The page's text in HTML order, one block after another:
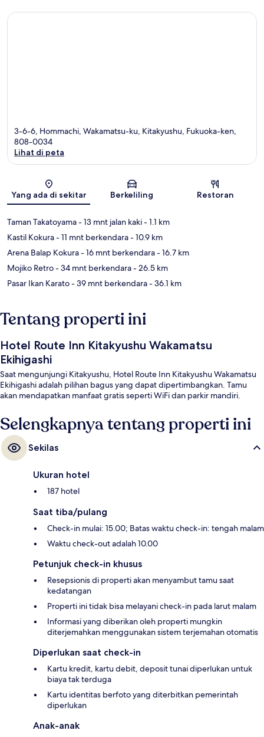
3-6-6, Hommachi, Wakamatsu-ku, Kitakyushu, Fukuoka-ken,
808-0034
Lihat di peta
Yang ada di sekitar Berkeliling Restoran
Taman Takatoyama- 13 mnt jalan kaki- 1.1 km
Kastil Kokura- 11 mnt berkendara- 10.9 km
Arena Balap Kokura- 16 mnt berkendara- 16.7 km
Mojiko Retro- 34 mnt berkendara- 26.5 km
Pasar Ikan Karato- 39 mnt berkendara- 36.1 km
Tentang properti ini
Hotel Route Inn Kitakyushu Wakamatsu
Ekihigashi
Saat mengunjungi Kitakyushu, Hotel Route Inn Kitakyushu Wakamatsu
Ekihigashi adalah pilihan bagus yang dapat dipertimbangkan. Tamu
akan mendapatkan manfaat gratis seperti WiFi dan parkir mandiri.
Selengkapnya tentang properti ini
Sekilas
Ukuran hotel
187 hotel
Saat tiba/pulang
Check-in mulai: 15.00; Batas waktu check-in: tengah malam
Waktu check-out adalah 10.00
Petunjuk check-in khusus
Resepsionis di properti akan menyambut tamu saat
kedatangan
Properti ini tidak bisa melayani check-in pada larut malam
Informasi yang diberikan oleh properti mungkin
diterjemahkan menggunakan sistem terjemahan otomatis
Diperlukan saat check-in
Kartu kredit, kartu debit, deposit tunai diperlukan untuk
biaya tak terduga
Kartu identitas berfoto yang diterbitkan pemerintah
diperlukan
Anak-anak